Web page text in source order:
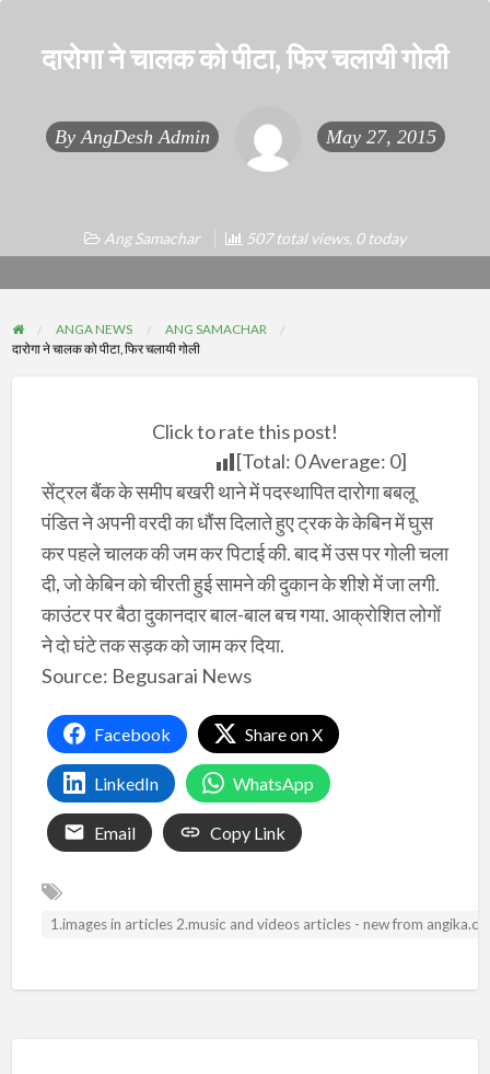
दारोगा ने चालक को पीटा, फिर चलायी गोली
By AngDesh Admin May 27, 2015
Ang Samachar 507 total views, 0 today
ANGA NEWS
ANG SAMACHAR
दारोगा ने चालक को पीटा, फिर चलायी गोली
Click to rate this post!
[Total: 0Average: 0]
सेंट्रल बैंक के समीप बखरी थाने में पदस्थापित दारोगा बबलू
पंडित ने अपनी वरदी का धौंस दिलाते हुए ट्रक के केबिन में घुस
कर पहले चालक की जम कर पिटाई की. बाद में उस पर गोली चला
दी, जो केबिन को चीरती हुई सामने की दुकान के शीशे में जा लगी.
काउंटर पर बैठा दुकानदार बाल-बाल बच गया. आक्रोशित लोगों
ने दो घंटे तक सड़क को जाम कर दिया.
Source: Begusarai News
Facebook Share on X
LinkedIn WhatsApp
Email Copy Link
1.images in articles 2.music and videos articles - new from